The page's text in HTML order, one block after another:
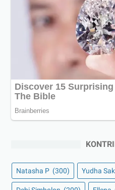
Natasha P (300) Yudha